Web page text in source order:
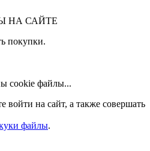
НА САЙТЕ
покупки.
cookie файлы...
войти на сайт, а также совершать
файлы.